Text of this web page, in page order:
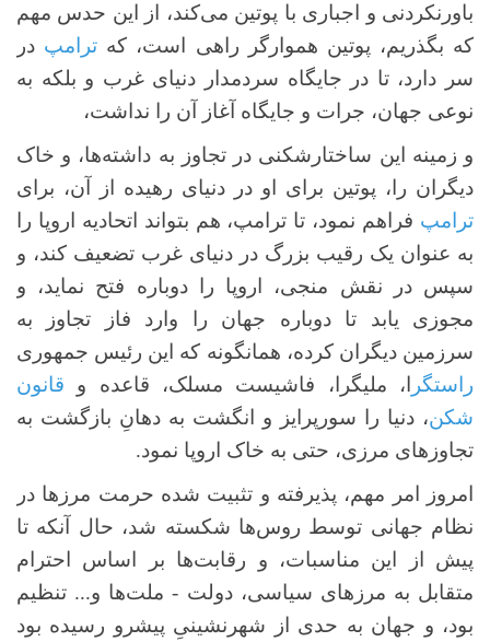
باورنکردنی و اجباری با پوتین می‌کند، از این حدس مهم
که بگذریم، پوتین هموارگر راهی است، که ترامپ در
سر دارد، تا در جایگاه سردمدار دنیای غرب و بلکه به
نوعی جهان، جرات و جایگاه آغاز آن را نداشت،
و زمینه این ساختارشکنی در تجاوز به داشته‌ها، و خاک
دیگران را، پوتین برای او در دنیای رهیده از آن، برای
ترامپ فراهم نمود، تا ترامپ، هم بتواند اتحادیه اروپا را
به عنوان یک رقیب بزرگ در دنیای غرب تضعیف کند، و
سپس در نقش منجی، اروپا را دوباره فتح نماید، و
مجوزی یابد تا دوباره جهان را وارد فاز تجاوز به
سرزمین دیگران کرده، همانگونه که این رئیس جمهوری
راستگر ا، ملیگرا، فاشیست مسلک، قاعده و قانون
شکن، دنیا را سورپرایز و انگشت به دهانِ بازگشت به
تجاوزهای مرزی، حتی به خاک اروپا نمود.
امروز امر مهم، پذیرفته و تثبیت شده حرمت مرزها در
نظام جهانی توسط روس‌ها شکسته شد، حال آنکه تا
پیش از این مناسبات، و رقابت‌ها بر اساس احترام
متقابل به مرزهای سیاسی، دولت - ملت‌ها و... تنظیم
بود، و جهان به حدی از شهرنشینیِ پیشرو رسیده بود